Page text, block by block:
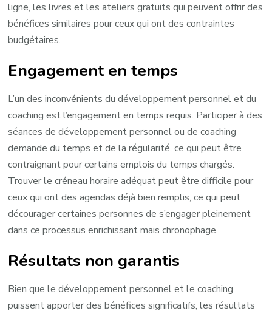
ligne, les livres et les ateliers gratuits qui peuvent offrir des
bénéfices similaires pour ceux qui ont des contraintes
budgétaires.
Engagement en temps
L’un des inconvénients du développement personnel et du
coaching est l’engagement en temps requis. Participer à des
séances de développement personnel ou de coaching
demande du temps et de la régularité, ce qui peut être
contraignant pour certains emplois du temps chargés.
Trouver le créneau horaire adéquat peut être difficile pour
ceux qui ont des agendas déjà bien remplis, ce qui peut
décourager certaines personnes de s’engager pleinement
dans ce processus enrichissant mais chronophage.
Résultats non garantis
Bien que le développement personnel et le coaching
puissent apporter des bénéfices significatifs, les résultats